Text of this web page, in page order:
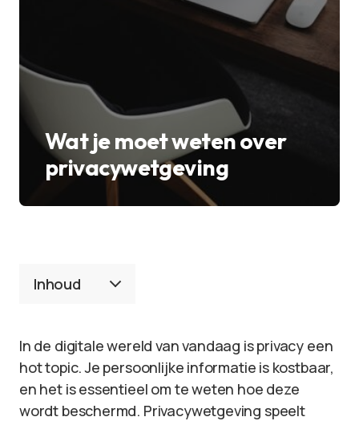
Wat je moet weten over
privacywetgeving
Inhoud
In de digitale wereld van vandaag is privacy een
hot topic. Je persoonlijke informatie is kostbaar,
en het is essentieel om te weten hoe deze
wordt beschermd. Privacywetgeving speelt